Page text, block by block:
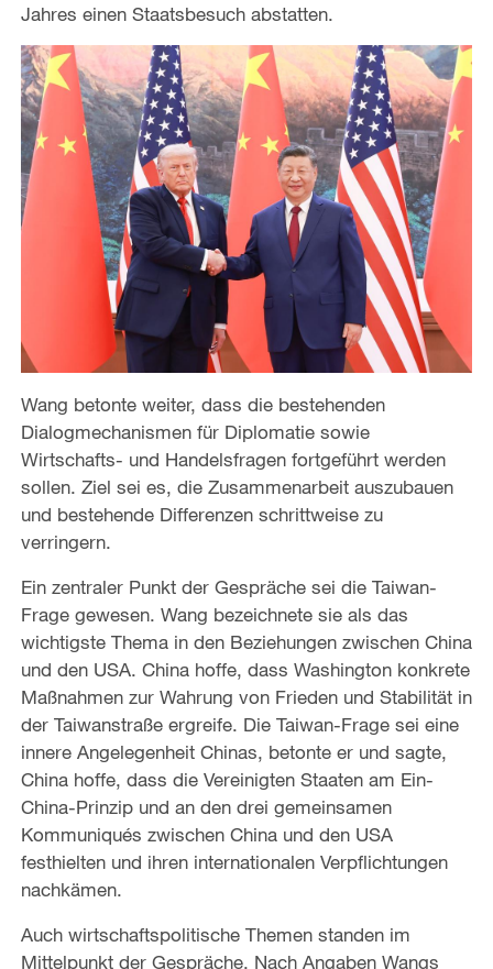
Jahres einen Staatsbesuch abstatten.
Wang betonte weiter, dass die bestehenden
Dialogmechanismen für Diplomatie sowie
Wirtschafts- und Handelsfragen fortgeführt werden
sollen. Ziel sei es, die Zusammenarbeit auszubauen
und bestehende Differenzen schrittweise zu
verringern.
Ein zentraler Punkt der Gespräche sei die Taiwan-
Frage gewesen. Wang bezeichnete sie als das
wichtigste Thema in den Beziehungen zwischen China
und den USA. China hoffe, dass Washington konkrete
Maßnahmen zur Wahrung von Frieden und Stabilität in
der Taiwanstraße ergreife. Die Taiwan-Frage sei eine
innere Angelegenheit Chinas, betonte er und sagte,
China hoffe, dass die Vereinigten Staaten am Ein-
China-Prinzip und an den drei gemeinsamen
Kommuniqués zwischen China und den USA
festhielten und ihren internationalen Verpflichtungen
nachkämen.
Auch wirtschaftspolitische Themen standen im
Mittelpunkt der Gespräche. Nach Angaben Wangs